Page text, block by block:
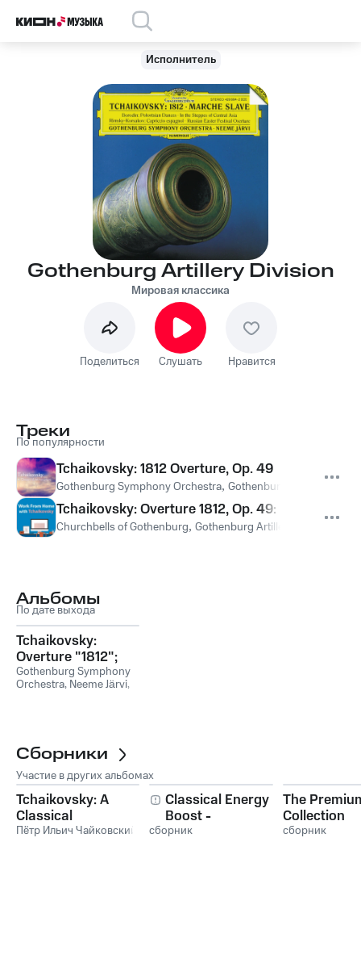
Исполнитель
Gothenburg Artillery Division
Мировая классика
Поделиться Слушать Нравится
Треки
По популярности
Tchaikovsky: 1812 Overture, Op. 49
Gothenburg Symphony Orchestra, Gothenburg Artillery
Tchaikovsky: Overture 1812, Op. 49: Overture
Churchbells of Gothenburg, Gothenburg Artillery Division
Альбомы
По дате выхода
Tchaikovsky:
Overture "1812";
Marche slave /
Borodin: In the
Korsakov: Russian
Easter; Capriccio
Gothenburg Symphony
Orchestra, Neeme Järvi,
Churchbells of
Gothenburg
Сборники
Участие в других альбомах
Tchaikovsky: A
Classical
Atmosphere
Пётр Ильич Чайковский
Classical Energy
Boost -
Tchaikovsky
сборник
The
Collection
сборник